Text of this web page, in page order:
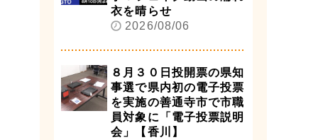
衣を晴らせ
2026/08/06
８月３０日投開票の県知
事選で県内初の電子投票
を実施の善通寺市で市職
員対象に「電子投票説明
会」【香川】